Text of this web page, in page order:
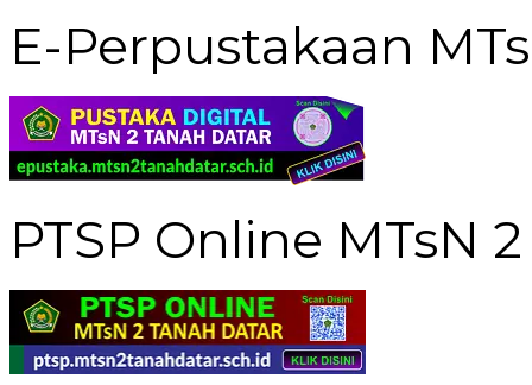
E-Perpustakaan
PTSP Online MTsN